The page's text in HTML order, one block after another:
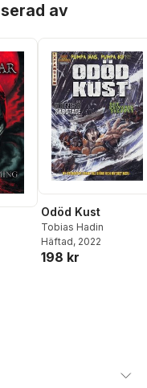
av
Odöd Kust
Tobias Hadin
Häftad, 2022
198 kr